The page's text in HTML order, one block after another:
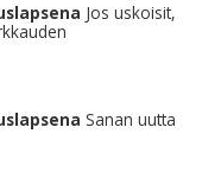
Jos uskoisit,
Sanan uutta